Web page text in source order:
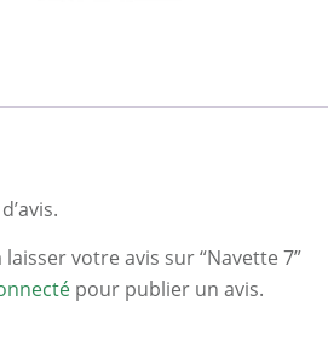
votre avis sur “Navette 7”
pour publier un avis.